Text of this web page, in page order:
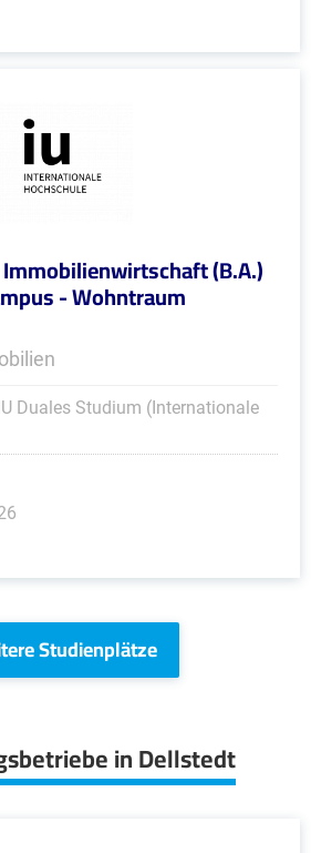
(B.A.)
- Wohntraum
Duales Studium (Internationale
Studienplätze
in Dellstedt